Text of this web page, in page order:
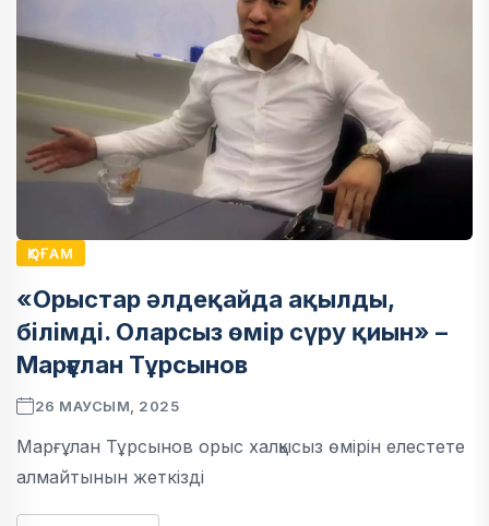
ҚОҒАМ
«Орыстар әлдеқайда ақылды,
білімді. Оларсыз өмір сүру қиын» –
Марғұлан Тұрсынов
26 МАУСЫМ, 2025
Марғұлан Тұрсынов орыс халқысыз өмірін елестете
алмайтынын жеткізді